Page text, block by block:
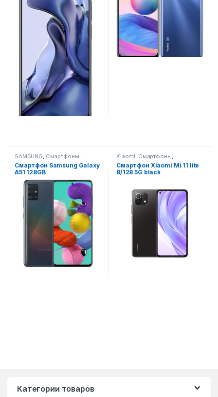
SAMSUNG, Смартфоны,
Смартфоны,телефоны,
гаджеты, аксессуары
Смартфон Samsung Galaxy
A51 128GB
Xiaomi, Смартфоны,
Смартфоны,телефоны,
гаджеты, аксессуары
Смартфон Xiaomi Mi 11 lite
8/128 5G black
Категории товаров